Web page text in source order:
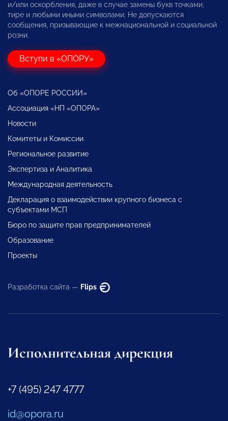
и/или оскорбления, даже в случае замены букв точками,
тире и любыми иными символами. Не допускаются
сообщения, призывающие к межнациональной и социальной
розни.
Вступи в «ОПОРУ»
Об «ОПОРЕ РОССИИ»
Ассоциация «НП «ОПОРА»
Новости
Комитеты и Комиссии
Региональное развитие
Экспертиза и Аналитика
Международная деятельность
Декларация о взаимодействии крупного бизнеса с
субъектами МСП
Бюро по защите прав предпринимателей
Образование
Проекты
Разработка сайта — Flips
Исполнительная дирекция
+7 (495) 247 4777
id@opora.ru